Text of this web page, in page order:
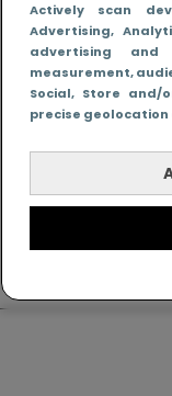
Actively scan
Advertising,
advertising
measurement,
Social, Store and/
precise